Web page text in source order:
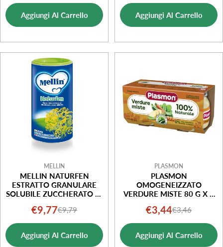
vendita
Aggiungi Al Carrello
di
vendita
normale
Aggiungi Al Carrello
MELLIN
MELLIN NATURFEN
ESTRATTO GRANULARE
SOLUBILE ZUCCHERATO DI
Prezzo
di
vendita
€9,77Prezzo
normale
€9,79
Aggiungi Al Carrello
PLASMON
PLASMON
OMOGENEIZZATO
VERDURE MISTE 80 G X 2
Prezzo
di
vendita
€3,44Prezzo
normale
€3,46
Aggiungi Al Carrello